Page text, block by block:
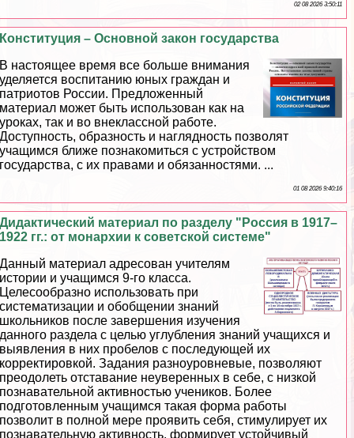
02 08 2026 3:50:11
Конституция – Основной закон государства
В настоящее время все больше внимания
уделяется воспитанию юных граждан и
патриотов России. Предложенный
материал может быть использован как на
уроках, так и во внеклассной работе.
Доступность, образность и наглядность позволят
учащимся ближе познакомиться с устройством
государства, с их правами и обязанностями. ...
01 08 2026 9:40:16
Дидактический материал по разделу "Россия в 1917–
1922 гг.: от монархии к советской системе"
Данный материал адресован учителям
истории и учащимся 9-го класса.
Целесообразно использовать при
систематизации и обобщении знаний
школьников после завершения изучения
данного раздела с целью углубления знаний учащихся и
выявления в них пробелов с последующей их
корректировкой. Задания разноуровневые, позволяют
преодолеть отставание неуверенных в себе, с низкой
познавательной активностью учеников. Более
подготовленным учащимся такая форма работы
позволит в полной мере проявить себя, стимулирует их
познавательную активность, формирует устойчивый